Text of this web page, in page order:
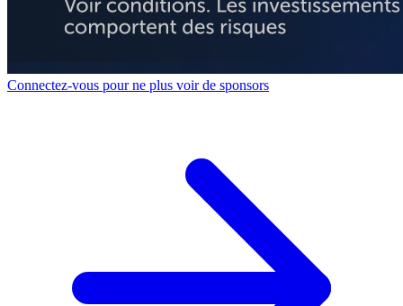
Connectez-vous pour ne plus voir de sponsors